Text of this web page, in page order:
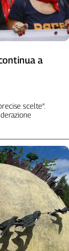
a
scelte”.